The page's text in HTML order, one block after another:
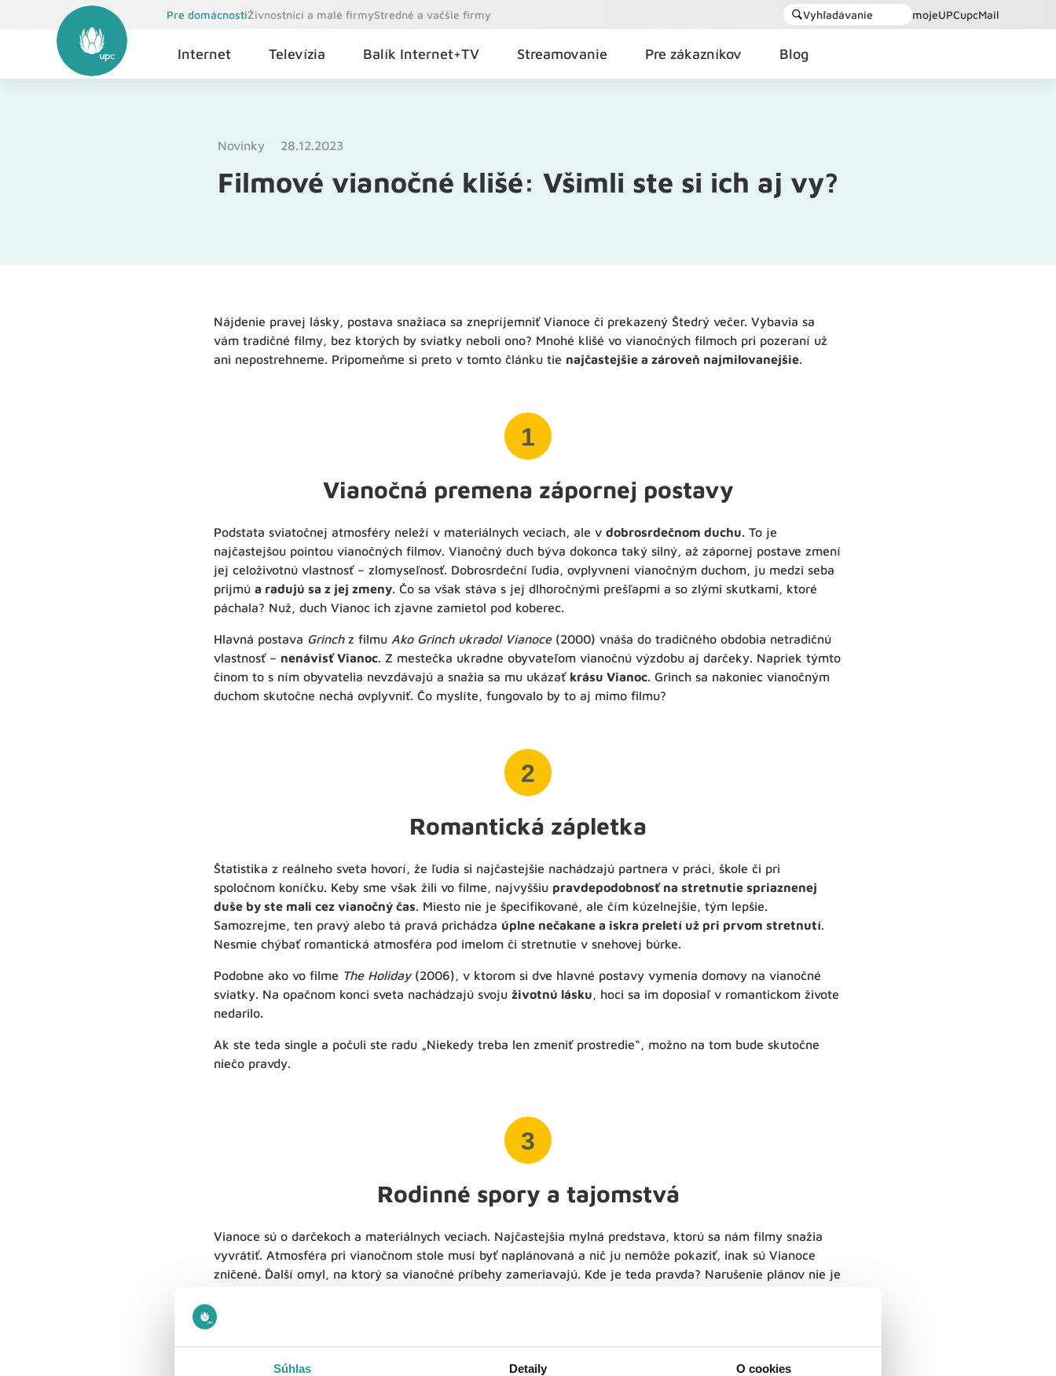
Súhlas Detaily O cookies
Pre domácnostiŽivnostníci a malé firmyStredné a vačšie firmy Vyhľadávanie mojeUPCupcMail
Internet Televízia Balík Internet+TV Streamovanie Pre zákazníkov Blog
Novinky 28.12.2023
Filmové vianočné klišé: Všimli ste si ich aj vy?
Nájdenie pravej lásky, postava snažiaca sa znepríjemniť Vianoce či prekazený Štedrý večer. Vybavia sa
vám tradičné filmy, bez ktorých by sviatky neboli ono? Mnohé klišé vo vianočných filmoch pri pozeraní už
ani nepostrehneme. Pripomeňme si preto v tomto článku tie najčastejšie a zároveň najmilovanejšie.
1
Vianočná premena zápornej postavy
Podstata sviatočnej atmosféry neleží v materiálnych veciach, ale v dobrosrdečnom duchu. To je
najčastejšou pointou vianočných filmov. Vianočný duch býva dokonca taký silný, až zápornej postave zmení
jej celoživotnú vlastnosť – zlomyseľnosť. Dobrosrdeční ľudia, ovplyvnení vianočným duchom, ju medzi seba
prijmú a radujú sa z jej zmeny. Čo sa však stáva s jej dlhoročnými prešľapmi a so zlými skutkami, ktoré
páchala? Nuž, duch Vianoc ich zjavne zamietol pod koberec.
Hlavná postava Grinchz filmu Ako Grinch ukradol Vianoce(2000) vnáša do tradičného obdobia netradičnú
vlastnosť – nenávisť Vianoc. Z mestečka ukradne obyvateľom vianočnú výzdobu aj darčeky. Napriek týmto
činom to s ním obyvatelia nevzdávajú a snažia sa mu ukázať krásu Vianoc. Grinch sa nakoniec vianočným
duchom skutočne nechá ovplyvniť. Čo myslíte, fungovalo by to aj mimo filmu?
2
Romantická zápletka
Štatistika z reálneho sveta hovorí, že ľudia si najčastejšie nachádzajú partnera v práci, škole či pri
spoločnom koníčku. Keby sme však žili vo filme, najvyššiu pravdepodobnosť na stretnutie spriaznenej
duše by ste mali cez vianočný čas. Miesto nie je špecifikované, ale čím kúzelnejšie, tým lepšie.
Samozrejme, ten pravý alebo tá pravá prichádza úplne nečakane a iskra preletí už pri prvom stretnutí.
Nesmie chýbať romantická atmosféra pod imelom či stretnutie v snehovej búrke.
Podobne ako vo filme The Holiday(2006), v ktorom si dve hlavné postavy vymenia domovy na vianočné
sviatky. Na opačnom konci sveta nachádzajú svoju životnú lásku, hoci sa im doposiaľ v romantickom živote
nedarilo.
Ak ste teda single a počuli ste radu „Niekedy treba len zmeniť prostredie“, možno na tom bude skutočne
niečo pravdy.
3
Rodinné spory a tajomstvá
Vianoce sú o darčekoch a materiálnych veciach. Najčastejšia mylná predstava, ktorú sa nám filmy snažia
vyvrátiť. Atmosféra pri vianočnom stole musí byť naplánovaná a nič ju nemôže pokaziť, inak sú Vianoce
zničené. Ďalší omyl, na ktorý sa vianočné príbehy zameriavajú. Kde je teda pravda? Narušenie plánov nie je
to najmä počas sviatkov. Aj toto posolstvo je vo filme vyobrazené často rovnakým spôsobom.
všetko má vopred premyslené.
Dokonalý plán prekazia nepredvídateľné udalosti
– návštevy vzdialených